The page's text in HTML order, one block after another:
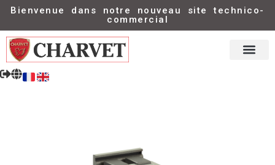
Bienvenue dans notre nouveau site technico-
commercial